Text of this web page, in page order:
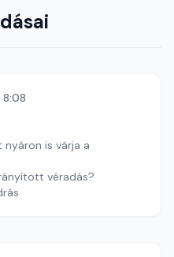
8:08
nyáron is várja a
véradás?